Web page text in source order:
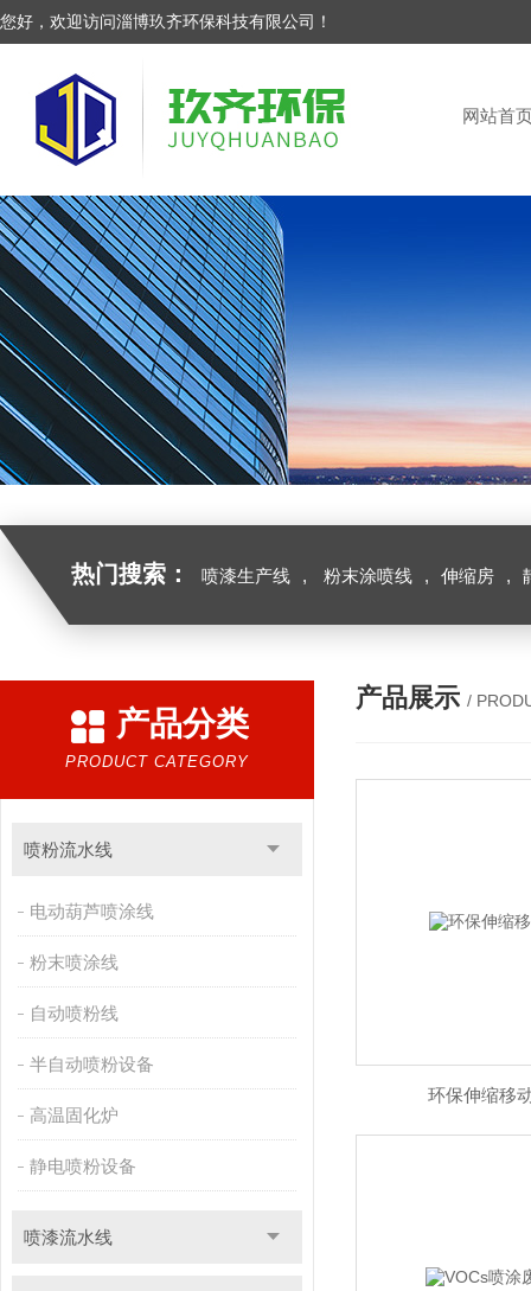
您好，欢迎访问淄博玖齐环保科技有限公司！
网站首
热门搜索： 喷漆生产线 , 粉末涂喷线 , 伸缩房 ,
产品分类
PRODUCT CATEGORY
喷粉流水线
电动葫芦喷涂线
粉末喷涂线
自动喷粉线
半自动喷粉设备
高温固化炉
静电喷粉设备
喷漆流水线
产品展示 /
环保伸缩移